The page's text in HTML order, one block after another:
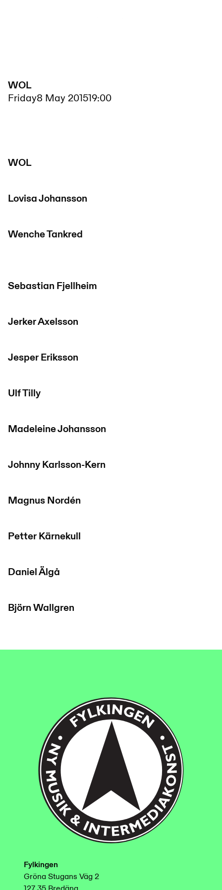
WOL
Friday8 May 201519:00
WOL
Lovisa Johansson
Wenche Tankred
Sebastian Fjellheim
Jerker Axelsson
Jesper Eriksson
Ulf Tilly
Madeleine Johansson
Johnny Karlsson-Kern
Magnus Nordén
Petter Kärnekull
Daniel Älgå
Björn Wallgren
Fylkingen
Gröna Stugans Väg 2